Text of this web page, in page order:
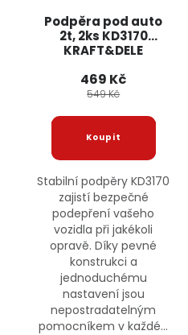
Podpěra pod auto
2t, 2ks KD3170
KRAFT&DELE
469 Kč
549 Kč
Stabilní podpěry KD3170
zajistí bezpečné
podepření vašeho
vozidla při jakékoli
opravě. Díky pevné
konstrukci a
jednoduchému
nastavení jsou
nepostradatelným
pomocníkem v každé...